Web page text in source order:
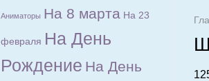
Аниматоры На 8 марта На 23
февраля На День
Рождение На День